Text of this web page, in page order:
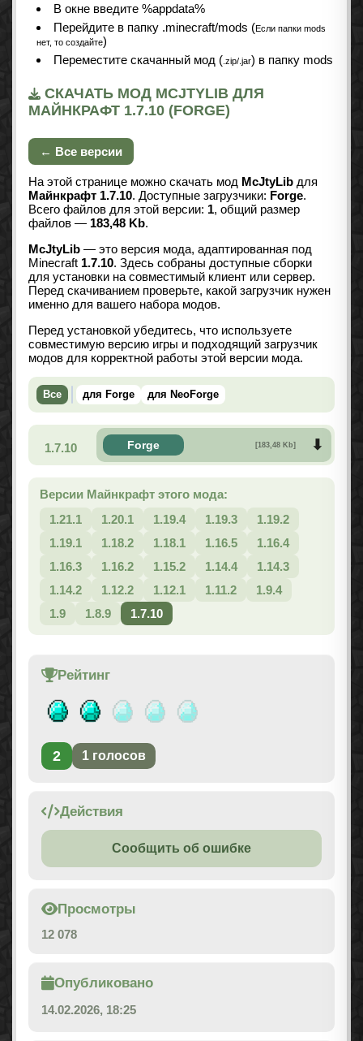
В окне введите %appdata%
Перейдите в папку .minecraft/mods (Если папки mods
нет, то создайте)
Переместите скачанный мод ( .zip/.jar) в папку mods
СКАЧАТЬ МОД MCJTYLIB ДЛЯ
МАЙНКРАФТ 1.7.10 (FORGE)
← Все версии
На этой странице можно скачать мод McJtyLib для
Майнкрафт 1.7.10. Доступные загрузчики: Forge.
Всего файлов для этой версии: 1, общий размер
файлов — 183,48 Kb.
McJtyLib — это версия мода, адаптированная под
Minecraft 1.7.10. Здесь собраны доступные сборки
для установки на совместимый клиент или сервер.
Перед скачиванием проверьте, какой загрузчик нужен
именно для вашего набора модов.
Перед установкой убедитесь, что используете
совместимую версию игры и подходящий загрузчик
модов для корректной работы этой версии мода.
Все для Forge для NeoForge
1.7.10 Forge [183,48 Kb]
Версии Майнкрафт этого мода:
1.21.1
1.20.1 1.19.4 1.19.3
1.19.2
1.19.1
1.18.2 1.18.1 1.16.5
1.16.4
1.16.3
1.16.2 1.15.2 1.14.4
1.14.3
1.14.2
1.12.2 1.12.1 1.11.2
1.9.4
1.9
1.8.9 1.7.10
Рейтинг
2 1 голосов
Действия
Сообщить об ошибке
Просмотры
12 078
Опубликовано
14.02.2026, 18:25